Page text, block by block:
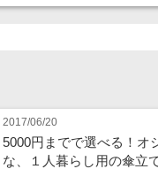
2017/06/20
5000円までで選べる！オ
な、１人暮らし用の傘立